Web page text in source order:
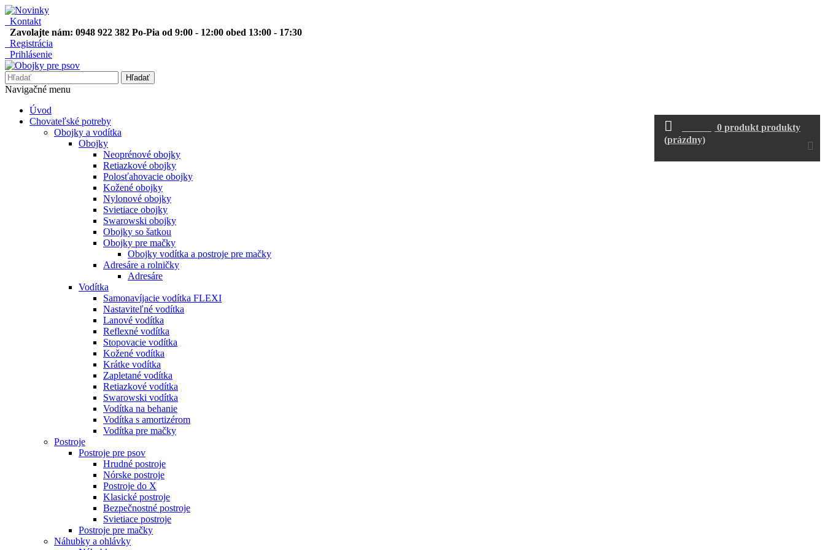
Kontakt
Zavolajte nám: 0948 922 382 Po-Pia od 9:00 - 12:00 obed 13:00 - 17:30
Registrácia
Prihlásenie
Hľadať
0 produkt produkty
(prázdny)
Navigačné menu
Úvod
Chovateľské potreby
Obojky a vodítka
Obojky
Neoprénové obojky
Retiazkové obojky
Polosťahovacie obojky
Kožené obojky
Nylonové obojky
Svietiace obojky
Swarowski obojky
Obojky so šatkou
Obojky pre mačky
Obojky vodítka a postroje pre mačky
Adresáre a rolničky
Adresáre
Vodítka
Samonavíjacie vodítka FLEXI
Nastaviteľné vodítka
Lanové vodítka
Reflexné vodítka
Stopovacie vodítka
Kožené vodítka
Krátke vodítka
Zapletané vodítka
Retiazkové vodítka
Swarowski vodítka
Vodítka na behanie
Vodítka s amortizérom
Vodítka pre mačky
Postroje
Postroje pre psov
Hrudné postroje
Nórske postroje
Postroje do X
Klasické postroje
Bezpečnostné postroje
Svietiace postroje
Postroje pre mačky
Náhubky a ohlávky